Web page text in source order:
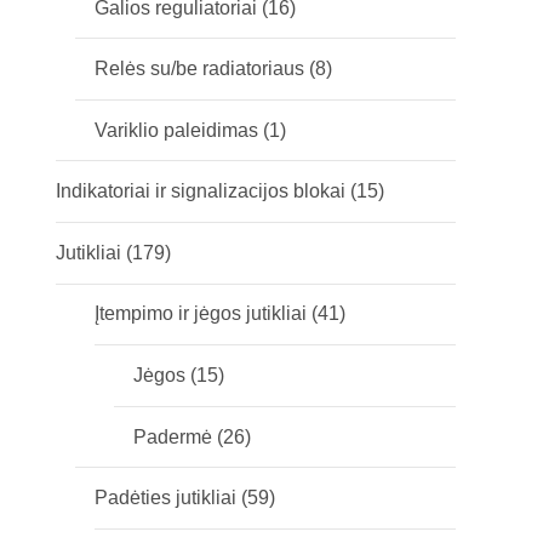
Galios reguliatoriai (16)
Relės su/be radiatoriaus (8)
Variklio paleidimas (1)
Indikatoriai ir signalizacijos blokai (15)
Jutikliai (179)
Įtempimo ir jėgos jutikliai (41)
Jėgos (15)
Padermė (26)
Padėties jutikliai (59)